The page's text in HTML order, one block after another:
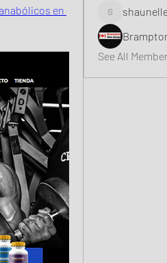
en
shaunellehooks
See All